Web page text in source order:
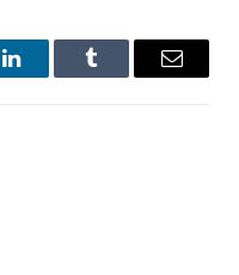
LinkedInTumblr Email